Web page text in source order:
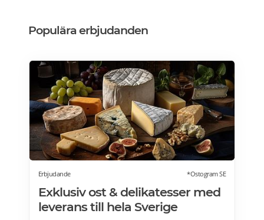
Populära erbjudanden
Erbjudande *Ostogram SE
Exklusiv ost & delikatesser med
leverans till hela Sverige